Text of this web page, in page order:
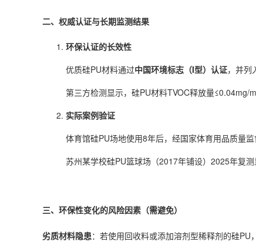
二、权威认证与长期监测结果
环保认证的长效性
优质硅PU材料通过中国环境标志（I型）认证，并列
第三方检测显示，硅PU材料TVOC释放量≤0.04mg/
实际案例验证
体育馆硅PU场地使用8年后，经国家体育用品质量
苏州某学校硅PU篮球场（2017年铺设）2025年复
三、环保性变化的风险因素（需避免）
劣质材料隐患：若使用回收料或添加溶剂型稀释剂的硅PU